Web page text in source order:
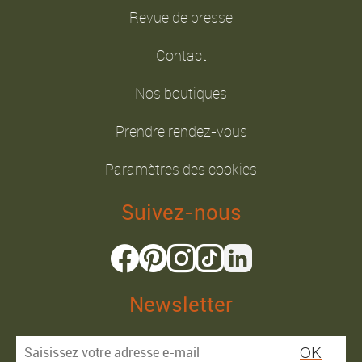
Revue de presse
Contact
Nos boutiques
Prendre rendez-vous
Paramètres des cookies
Suivez-nous
Newsletter
OK